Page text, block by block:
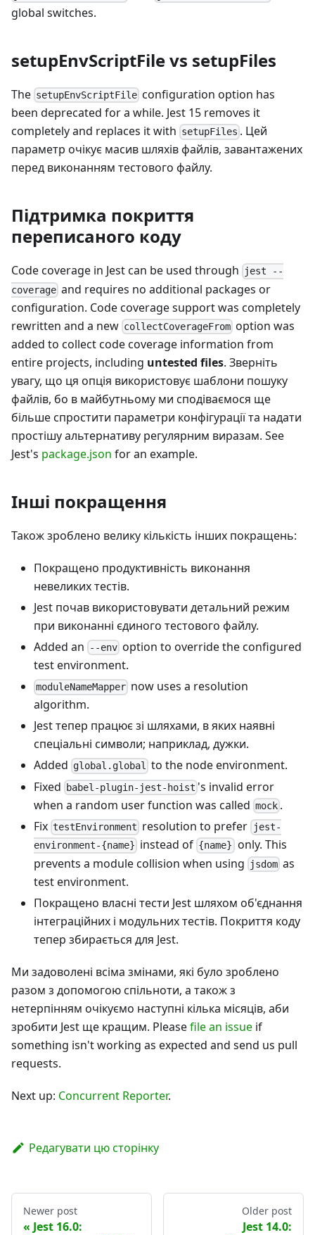
global switches.
setupEnvScriptFile vs setupFiles
The setupEnvScriptFile configuration option has
been deprecated for a while. Jest 15 removes it
completely and replaces it with setupFiles . Цей
параметр очікує масив шляхів файлів, завантажених
перед виконанням тестового файлу.
Підтримка покриття
переписаного коду
Code coverage in Jest can be used through
jest --
coverage and requires no additional packages or
configuration. Code coverage support was completely
rewritten and a new collectCoverageFrom option was
added to collect code coverage information from
entire projects, including untested files. Зверніть
увагу, що ця опція використовує шаблони пошуку
файлів, бо в майбутньому ми сподіваємося ще
більше спростити параметри конфігурації та надати
простішу альтернативу регулярним виразам. See
Jest's package.json for an example.
Інші покращення
Також зроблено велику кількість інших покращень:
Покращено продуктивність виконання
невеликих тестів.
Jest почав використовувати детальний режим
при виконанні єдиного тестового файлу.
Added an
--env option to override the configured
test environment.
moduleNameMapper now uses a resolution
algorithm.
Jest тепер працює зі шляхами, в яких наявні
спеціальні символи; наприклад, дужки.
Added global.global to the node environment.
Fixed
babel-plugin-jest-hoist 's invalid error
when a random user function was called mock .
Fix testEnvironment resolution to prefer jest-
environment-{name} instead of {name} only. This
prevents a module collision when using
jsdom as
test environment.
Покращено власні тести Jest шляхом об'єднання
інтеграційних і модульних тестів. Покриття коду
тепер збирається для Jest.
Ми задоволені всіма змінами, які було зроблено
разом з допомогою спільноти, а також з
нетерпінням очікуємо наступні кілька місяців, аби
зробити Jest ще кращим. Pleasefile an issue if
something isn't working as expected and send us pull
requests.
Next up: Concurrent Reporter.
Редагувати цю сторінку
Newer post
Jest 16.0:
Older post
Jest 14.0: